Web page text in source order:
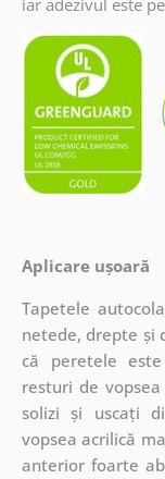
Aplicare ușoară
Tapetele
netede, drepte și
că peretele
resturi de
solizi și uscați
vopsea acrilică
anterior foarte